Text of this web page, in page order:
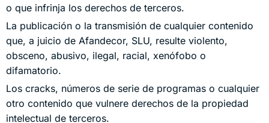
o que infrinja los derechos de terceros.
La publicación o la transmisión de cualquier contenido
que, a juicio de Afandecor, SLU, resulte violento,
obsceno, abusivo, ilegal, racial, xenófobo o
difamatorio.
Los cracks, números de serie de programas o cualquier
otro contenido que vulnere derechos de la propiedad
intelectual de terceros.